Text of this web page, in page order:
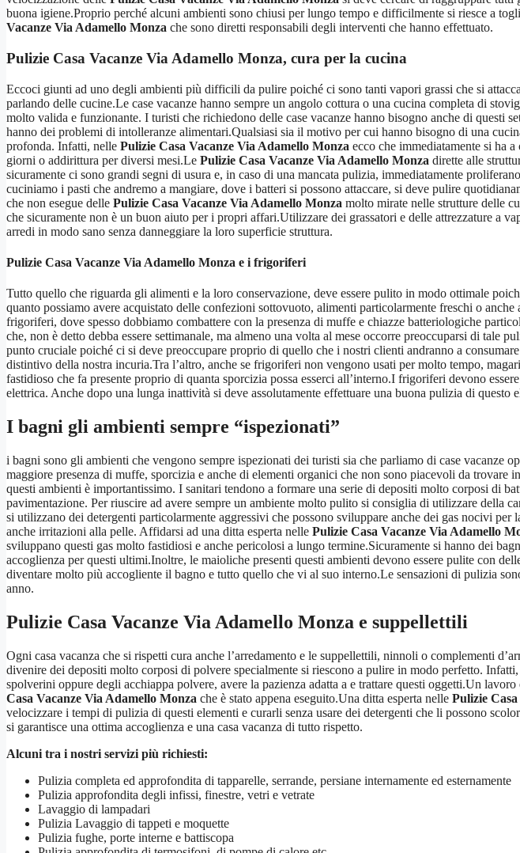
buona igiene.Proprio perché alcuni ambienti sono chiusi per lungo tempo e difficilmente si riesce a
Vacanze Via Adamello Monza che sono diretti responsabili degli interventi che hanno effettuato.
Pulizie Casa Vacanze Via Adamello Monza, cura per la cucina
Eccoci giunti ad uno degli ambienti più difficili da pulire poiché ci sono tanti vapori grassi che si
parlando delle cucine.Le case vacanze hanno sempre un angolo cottura o una cucina completa di
molto valida e funzionante. I turisti che richiedono delle case vacanze hanno bisogno anche di questi
hanno dei problemi di intolleranze alimentari.Qualsiasi sia il motivo per cui hanno bisogno di una
profonda. Infatti, nelle Pulizie Casa Vacanze Via Adamello Monza ecco che immediatamente si ha
giorni o addirittura per diversi mesi.Le Pulizie Casa Vacanze Via Adamello Monza dirette alle
sicuramente ci sono grandi segni di usura e, in caso di una mancata pulizia, immediatamente
cuciniamo i pasti che andremo a mangiare, dove i batteri si possono attaccare, si deve pulire
che non esegue delle Pulizie Casa Vacanze Via Adamello Monza molto mirate nelle strutture delle
che sicuramente non è un buon aiuto per i propri affari.Utilizzare dei grassatori e delle attrezzature a
arredi in modo sano senza danneggiare la loro superficie struttura.
Pulizie Casa Vacanze Via Adamello Monza e i frigoriferi
Tutto quello che riguarda gli alimenti e la loro conservazione, deve essere pulito in modo ottimale
quanto possiamo avere acquistato delle confezioni sottovuoto, alimenti particolarmente freschi o
frigoriferi, dove spesso dobbiamo combattere con la presenza di muffe e chiazze batteriologiche
che, non è detto debba essere settimanale, ma almeno una volta al mese occorre preoccuparsi di tale
punto cruciale poiché ci si deve preoccupare proprio di quello che i nostri clienti andranno a
distintivo della nostra incuria.Tra l’altro, anche se frigoriferi non vengono usati per molto tempo,
fastidioso che fa presente proprio di quanta sporcizia possa esserci all’interno.I frigoriferi devono
elettrica. Anche dopo una lunga inattività si deve assolutamente effettuare una buona pulizia di questo
I bagni gli ambienti sempre “ispezionati”
i bagni sono gli ambienti che vengono sempre ispezionati dei turisti sia che parliamo di case
maggiore presenza di muffe, sporcizia e anche di elementi organici che non sono piacevoli da trovare
questi ambienti è importantissimo. I sanitari tendono a formare una serie di depositi molto corposi di
pavimentazione. Per riuscire ad avere sempre un ambiente molto pulito si consiglia di utilizzare della
si utilizzano dei detergenti particolarmente aggressivi che possono sviluppare anche dei gas nocivi
anche irritazioni alla pelle. Affidarsi ad una ditta esperta nelle Pulizie Casa Vacanze Via Adamello
sviluppano questi gas molto fastidiosi e anche pericolosi a lungo termine.Sicuramente si hanno dei
accoglienza per questi ultimi.Inoltre, le maioliche presenti questi ambienti devono essere pulite con
diventare molto più accogliente il bagno e tutto quello che vi al suo interno.Le sensazioni di pulizia
anno.
Pulizie Casa Vacanze Via Adamello Monza e suppellettili
Ogni casa vacanza che si rispetti cura anche l’arredamento e le suppellettili, ninnoli o complementi
divenire dei depositi molto corposi di polvere specialmente si riescono a pulire in modo perfetto.
spolverini oppure degli acchiappa polvere, avere la pazienza adatta a e trattare questi oggetti.Un
Casa Vacanze Via Adamello Monza che è stato appena eseguito.Una ditta esperta nelle Pulizie
velocizzare i tempi di pulizia di questi elementi e curarli senza usare dei detergenti che li possono
si garantisce una ottima accoglienza e una casa vacanza di tutto rispetto.
Alcuni tra i nostri servizi più richiesti:
Pulizia completa ed approfondita di tapparelle, serrande, persiane internamente ed esternamente
Pulizia approfondita degli infissi, finestre, vetri e vetrate
Lavaggio di lampadari
Pulizia Lavaggio di tappeti e moquette
Pulizia fughe, porte interne e battiscopa